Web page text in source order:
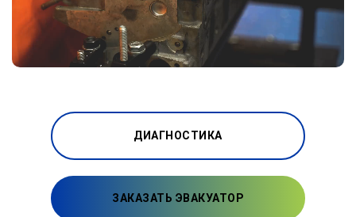
ДИАГНОСТИКА
ЗАКАЗАТЬ ЭВАКУАТОР